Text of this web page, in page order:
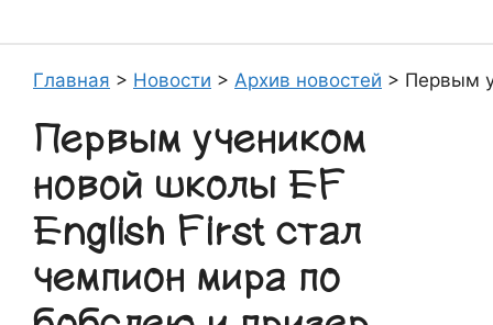
Главная > Новости > Архив новостей > Первым
Первым учеником
новой школы EF
English First стал
чемпион мира по